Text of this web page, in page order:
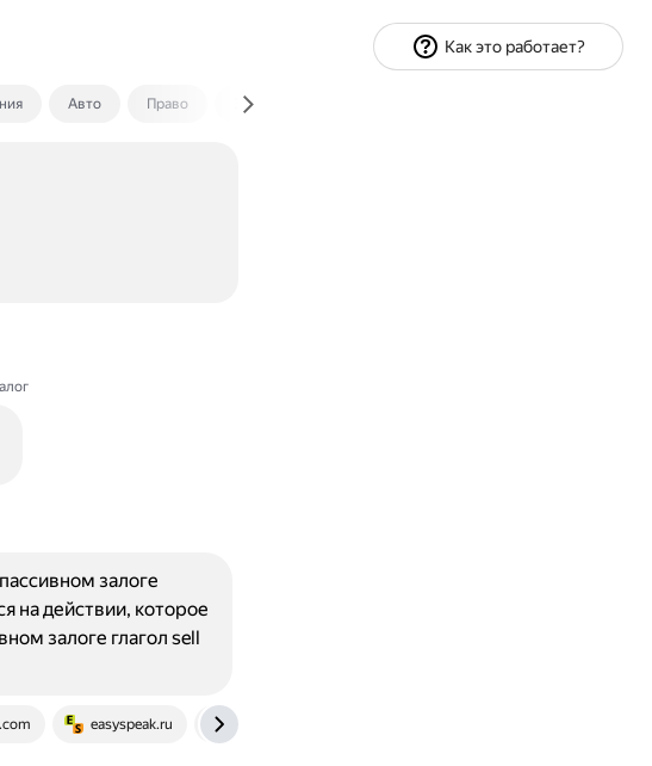
Авто Право Экономика и финансы
easyspeak.ru
залоге
на действии, которое
залоге глагол sell
Как это работает?